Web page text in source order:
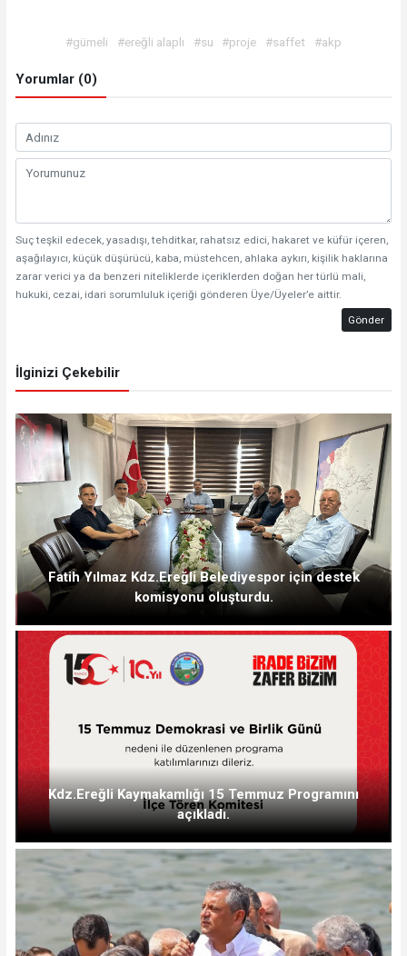
#gümeli #ereğli alaplı #su #proje #saffet #akp
Yorumlar (0)
Suç teşkil edecek, yasadışı, tehditkar, rahatsız edici, hakaret ve küfür içeren,
aşağılayıcı, küçük düşürücü, kaba, müstehcen, ahlaka aykırı, kişilik haklarına
zarar verici ya da benzeri niteliklerde içeriklerden doğan her türlü mali,
hukuki, cezai, idari sorumluluk içeriği gönderen Üye/Üyeler’e aittir.
Gönder
İlginizi Çekebilir
Fatih Yılmaz Kdz.Ereğli Belediyespor için destek
komisyonu oluşturdu.
Kdz.Ereğli Kaymakamlığı 15 Temmuz Programını
açıkladı.